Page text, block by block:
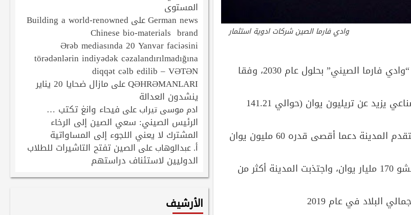
وادي فارما الصين شركات ادوية استثمار
تهدف مدينة سوتشو بمقاطعة جيانغسو شرقي الصين إلى بناء “وادي فارما الصيني” بحلول عام 2030، وفقا
تخطط المدينة لجذب أكثر من (10) آلاف شركة أدوية حيوية بحجم صناعي يزيد عن تريليون يوان (حوالي 141.21
من خلال تشجيع الشركات على إنشاء مقر إقليمي في سوتشو، ستقدم المدينة دعما أقصى قدره 60 مليون يوان
وتجاوز حجم المبيعات السنوية من صناعة الأدوية الحيوية في سوتشو 170 مليار يوان، واجتذبت المدينة أكثر من
المستوى
German newsعلى Building a world-renowned
Chinese bio-materials brand
Ərəb mediasında 20 Yanvar faciəsini
törədənlərin indiyədək cəzalandırılmadığına
diqqət cəlb edilib – VƏTƏN
QƏHRƏMANLARIعلى مازال ضحايا 20 يناير
ينشدون العدالة
ادم موسى تيرابعلى فيحاء وانغ تكتب …
الرئيس الصيني: سعي الصين إلى الرخاء
المشترك لا يعني اللجوء إلى المساواتية
أ. عبدالوهابعلى الصين تفتح التاشيرات للطلاب
الدوليين لاستئناف دراستهم
الأرشيف